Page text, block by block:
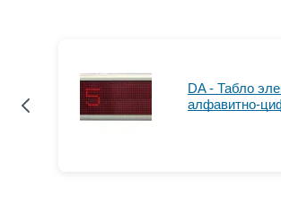
DA - Табло
алфавитно-